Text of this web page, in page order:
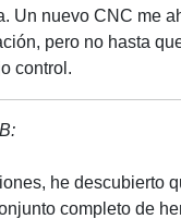
Un nuevo CNC me
pero no hasta
control.
he descubierto
completo de